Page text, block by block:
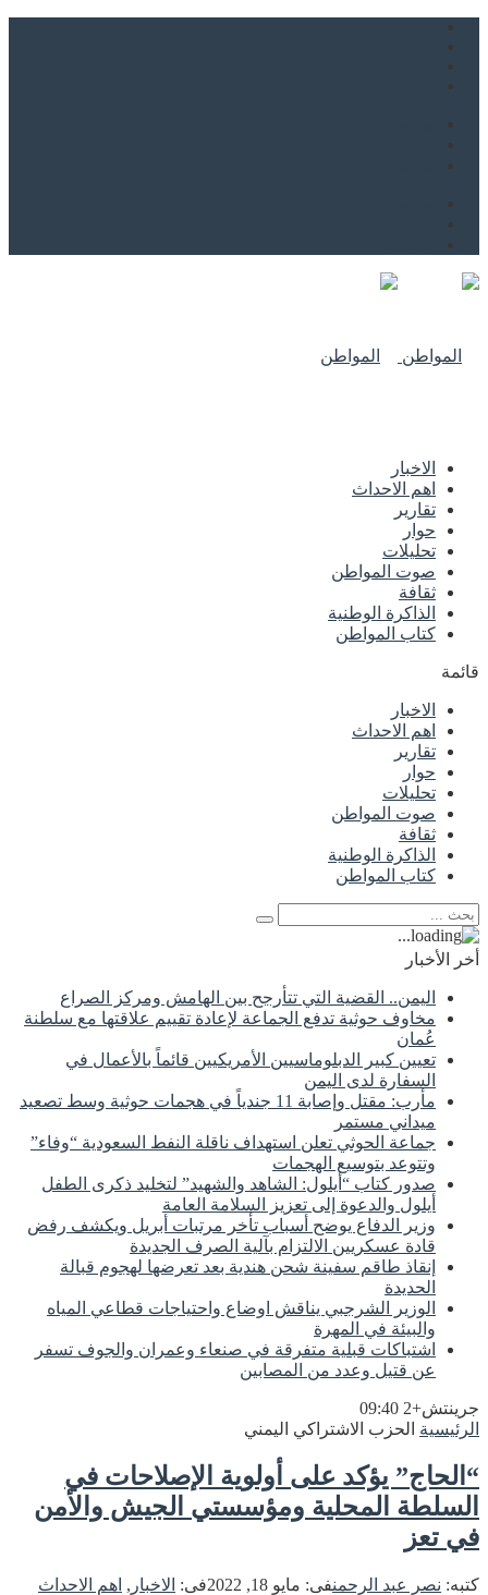
الاخبار
اهم الاحداث
تقارير
حوار
تحليلات
صوت المواطن
ثقافة
الذاكرة الوطنية
كتاب المواطن
قائمة
الاخبار
اهم الاحداث
تقارير
حوار
تحليلات
صوت المواطن
ثقافة
الذاكرة الوطنية
كتاب المواطن
أخر الأخبار
اليمن.. القضية التي تتأرجح بين الهامش ومركز الصراع
مخاوف حوثية تدفع الجماعة لإعادة تقييم علاقتها مع سلطنة
عُمان
تعيين كبير الدبلوماسيين الأمريكيين قائماً بالأعمال في
السفارة لدى اليمن
مأرب: مقتل وإصابة 11 جندياً في هجمات حوثية وسط تصعيد
ميداني مستمر
جماعة الحوثي تعلن استهداف ناقلة النفط السعودية “وفاء”
وتتوعد بتوسيع الهجمات
صدور كتاب “أيلول: الشاهد والشهيد” لتخليد ذكرى الطفل
أيلول والدعوة إلى تعزيز السلامة العامة
وزير الدفاع يوضح أسباب تأخر مرتبات أبريل ويكشف رفض
قادة عسكريين الالتزام بآلية الصرف الجديدة
إنقاذ طاقم سفينة شحن هندية بعد تعرضها لهجوم قبالة
الحديدة
الوزير الشرجبي يناقش اوضاع واحتياجات قطاعي المياه
والبيئة في المهرة
اشتباكات قبلية متفرقة في صنعاء وعمران والجوف تسفر
عن قتيل وعدد من المصابين
جرينتش+2 09:40
الرئيسية الحزب الاشتراكي اليمني
“الحاج” يؤكد على أولوية الإصلاحات في
السلطة المحلية ومؤسستي الجيش والأمن
في تعز
كتبه: نصر عبد الرحمنفى: مايو 18, 2022 فى: الاخبار , اهم الاحداث